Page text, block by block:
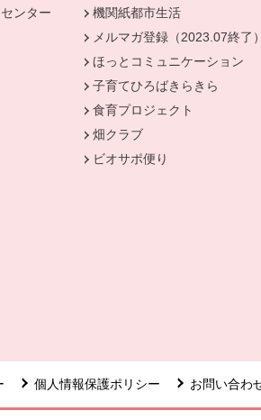
ンター 別のウィンドウで開きます。
機関紙都市生活
メルマガ登録（2023.07終了）
ほっとコミュニケーション
子育てひろばきらきら
食育プロジェクト
畑クラブ
ビオサポ便り
個人情報保護ポリシー お問い合わ